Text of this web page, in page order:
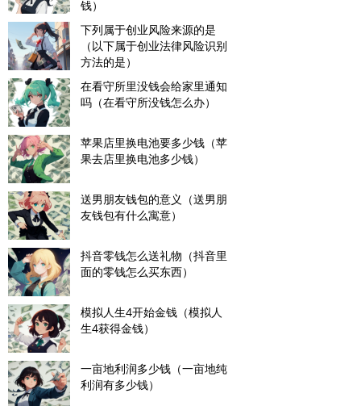
钱）
下列属于创业风险来源的是
（以下属于创业法律风险识别
方法的是）
在看守所里没钱会给家里通知
吗（在看守所没钱怎么办）
苹果店里换电池要多少钱（苹
果去店里换电池多少钱）
送男朋友钱包的意义（送男朋
友钱包有什么寓意）
抖音零钱怎么送礼物（抖音里
面的零钱怎么买东西）
模拟人生4开始金钱（模拟人
生4获得金钱）
一亩地利润多少钱（一亩地纯
利润有多少钱）